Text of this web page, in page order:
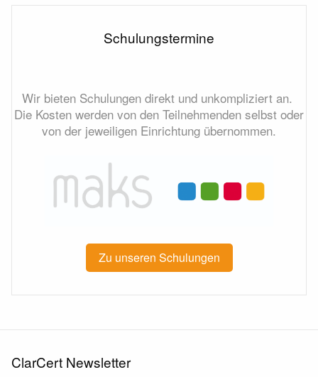
Schulungstermine
Wir bieten Schulungen direkt und unkompliziert an.
Die Kosten werden von den Teilnehmenden selbst oder
von der jeweiligen Einrichtung übernommen.
Zu unseren Schulungen
ClarCert Newsletter